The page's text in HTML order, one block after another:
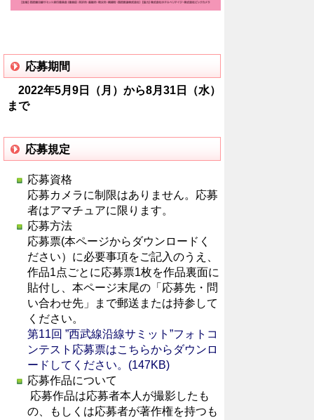
応募期間
2022年5月9日（月）から8月31日（水）
まで
応募規定
応募資格
応募カメラに制限はありません。応募
者はアマチュアに限ります。
応募方法
応募票(本ページからダウンロードく
ださい）に必要事項をご記入のうえ、
作品1点ごとに応募票1枚を作品裏面に
貼付し、本ページ末尾の「応募先・問
い合わせ先」まで郵送または持参して
ください。
第11回 ”西武線沿線サミット”フォトコ
ンテスト応募票はこちらからダウンロ
ードしてください。(147KB)
応募作品について
応募作品は応募者本人が撮影したも
の、もしくは応募者が著作権を持つも